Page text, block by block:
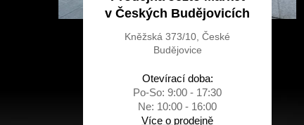
v Českých Budějovicích
Kněžská 373/10, České
Budějovice
Otevírací doba:
Po-So: 9:00 - 17:30
Ne: 10:00 - 16:00
Více o prodejně